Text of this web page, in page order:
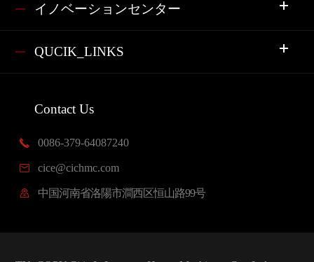
イノベーションセンター
QUCIK_LINKS
Contact Us
 0086-379-64087240
 cice@cichmc.com
 中国河南省洛陽市澗西区恒山路99号